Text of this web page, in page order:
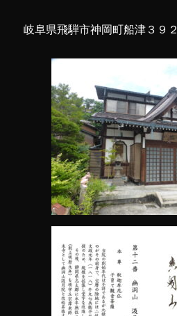
岐阜県飛騨市神岡町船津３９２